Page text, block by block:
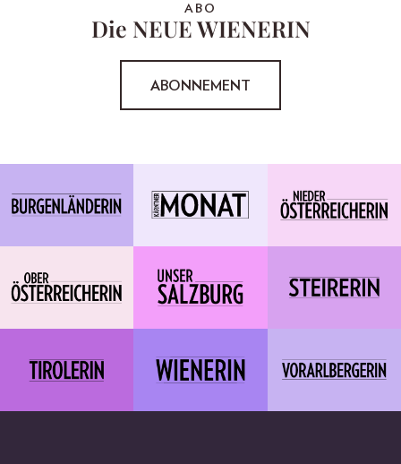
ABO
Die NEUE WIENERIN
ABONNEMENT